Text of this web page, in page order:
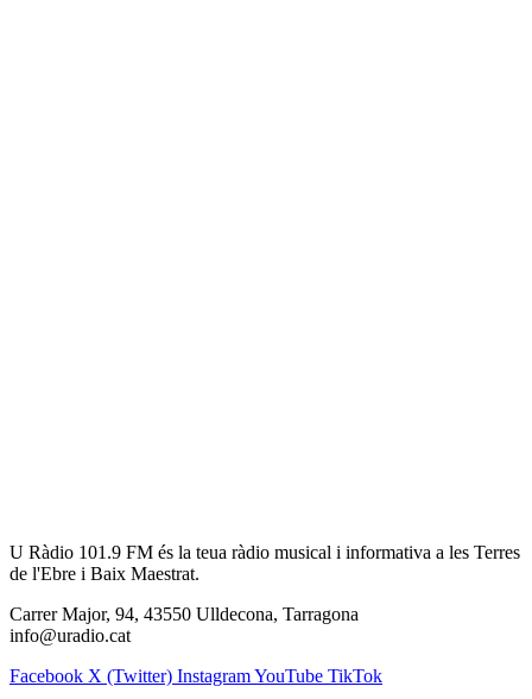
U Ràdio 101.9 FM és la teua ràdio musical i informativa a les Terres
de l'Ebre i Baix Maestrat.
Carrer Major, 94, 43550 Ulldecona, Tarragona
info@uradio.cat
Facebook X (Twitter) InstagramYouTube TikTok